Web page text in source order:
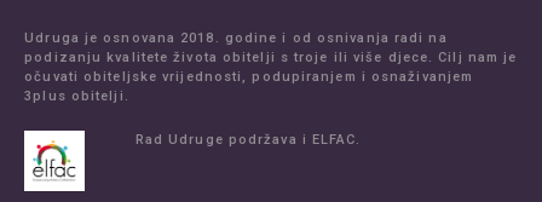
Udruga je osnovana 2018. godine i od osnivanja radi na
podizanju kvalitete života obitelji s troje ili više djece. Cilj nam je
očuvati obiteljske vrijednosti, podupiranjem i osnaživanjem
3plus obitelji.
Rad Udruge podržava i ELFAC.